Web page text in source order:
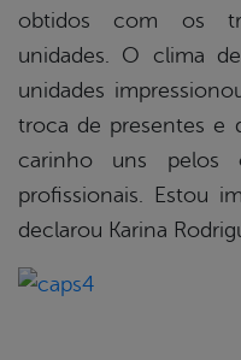
obtidos com os
unidades. O clima
unidades
troca de presentes e
carinho uns pelos
profissionais. Estou
declarou Karina